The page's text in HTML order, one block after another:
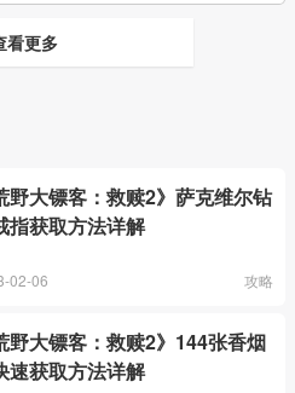
看更多
野大镖客：救赎2》萨克维尔钻
指获取方法详解
02-06 攻略
野大镖客：救赎2》144张香烟
速获取方法详解